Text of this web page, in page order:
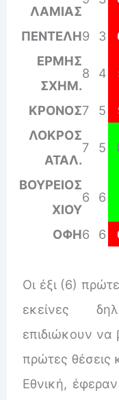
ΛΑΜΙΑΣ
ΠΕΝΤΕΛΗ9 3
ΕΡΜΗΣ
ΣΧΗΜ.
8 4
ΚΡΟΝΟΣ7 5
ΛΟΚΡΟΣ
ΑΤΑΛ.
7 5
ΒΟΥΡΕΙΟΣ
ΧΙΟΥ
6 6
ΟΦΗ6 6
Οι έξι (6)
εκείνες
επιδιώκουν να
πρώτες θέσεις
Εθνική,